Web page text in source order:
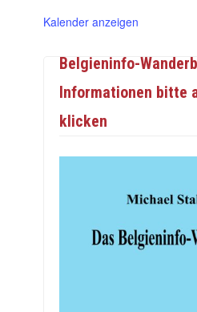
Kalender anzeigen
Belgieninfo-
Informationen bitte
klicken